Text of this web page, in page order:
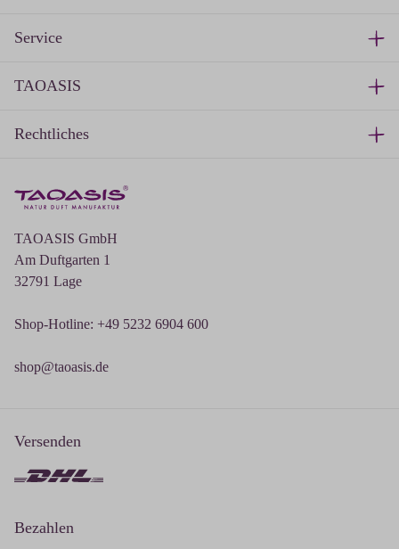
TAOASIS GmbH
Am Duftgarten 1
32791 Lage
Shop-Hotline: +49 5232 6904 600
shop@taoasis.de
Service
TAOASIS
Rechtliches
Versenden
Bezahlen